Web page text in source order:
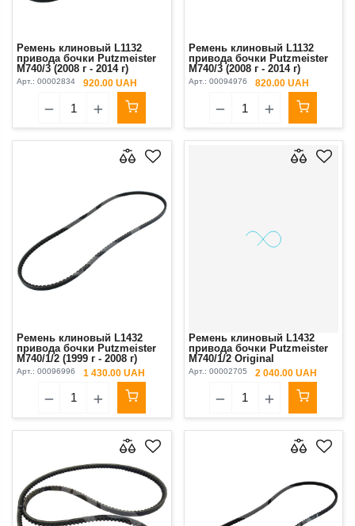
Ремень клиновый L1132
привода бочки Putzmeister
М740/3 (2008 г - 2014 г)
(1132РВ)
Арт.: 00002834 920.00 UAH
Ремень клиновый L1132
привода бочки Putzmeister
М740/3 (2008 г - 2014 г)
Rubena
Арт.: 00094976 820.00 UAH
Ремень клиновый L1432
привода бочки Putzmeister
М740/1/2 (1999 г - 2008 г)
(AVX131045)
Арт.: 00096996 1 430.00 UAH
Ремень клиновый L1432
привода бочки Putzmeister
М740/1/2 Original
Арт.: 00002705 2 040.00 UAH